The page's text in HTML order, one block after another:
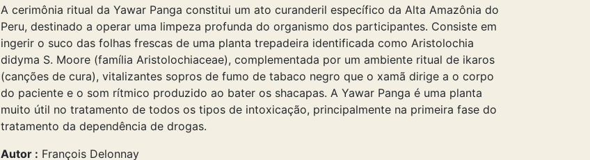
A cerimônia ritual da Yawar Panga constitui um ato curanderil específico da Alta Amazônia do
Peru, destinado a operar uma limpeza profunda do organismo dos participantes. Consiste em
ingerir o suco das folhas frescas de uma planta trepadeira identificada como Aristolochia
didyma S. Moore (família Aristolochiaceae), complementada por um ambiente ritual de ikaros
(canções de cura), vitalizantes sopros de fumo de tabaco negro que o xamã dirige a o corpo
do paciente e o som rítmico produzido ao bater os shacapas. A Yawar Panga é uma planta
muito útil no tratamento de todos os tipos de intoxicação, principalmente na primeira fase do
tratamento da dependência de drogas.
Autor : François Delonnay